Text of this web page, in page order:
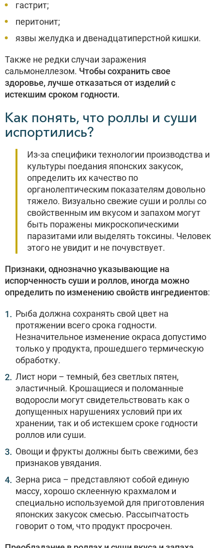
гастрит;
перитонит;
язвы желудка и двенадцатиперстной кишки.
Также не редки случаи заражения
сальмонеллезом. Чтобы сохранить свое
здоровье, лучше отказаться от изделий с
истекшим сроком годности.
Как понять, что роллы и суши
испортились?
Из-за специфики технологии производства и
культуры поедания японских закусок,
определить их качество по
органолептическим показателям довольно
тяжело. Визуально свежие суши и роллы со
свойственным им вкусом и запахом могут
быть поражены микроскопическими
паразитами или выделять токсины. Человек
этого не увидит и не почувствует.
Признаки, однозначно указывающие на
испорченность суши и роллов, иногда можно
определить по изменению свойств ингредиентов:
Рыба должна сохранять свой цвет на
протяжении всего срока годности.
Незначительное изменение окраса допустимо
только у продукта, прошедшего термическую
обработку.
Лист нори – темный, без светлых пятен,
эластичный. Крошащиеся и поломанные
водоросли могут свидетельствовать как о
допущенных нарушениях условий при их
хранении, так и об истекшем сроке годности
роллов или суши.
Овощи и фрукты должны быть свежими, без
признаков увядания.
Зерна риса – представляют собой единую
массу, хорошо склеенную крахмалом и
специально используемой для приготовления
японских закусок смесью. Рассыпчатость
говорит о том, что продукт просрочен.